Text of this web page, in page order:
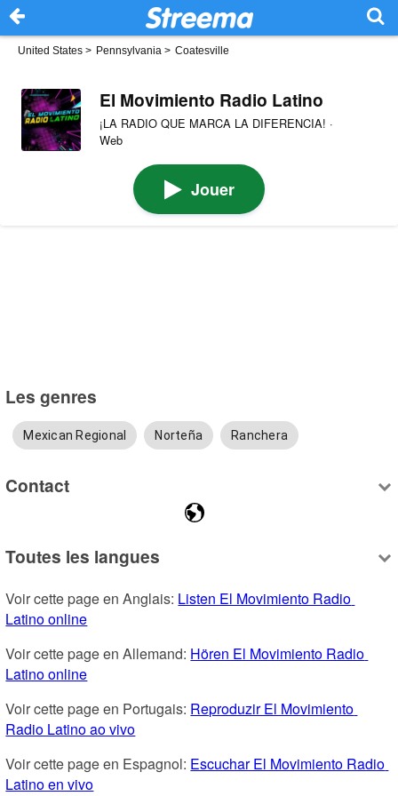
United States > Pennsylvania > Coatesville
El Movimiento Radio Latino
¡LA RADIO QUE MARCA LA DIFERENCIA! ·
Web
Jouer
Les genres
Mexican Regional Norteña Ranchera
Contact
Toutes les langues
Voir cette page en Anglais: Listen El Movimiento Radio
Latino online
Voir cette page en Allemand: Hören El Movimiento Radio
Latino online
Voir cette page en Portugais: Reproduzir El Movimiento
Radio Latino ao vivo
Voir cette page en Espagnol: Escuchar El Movimiento Radio
Latino en vivo